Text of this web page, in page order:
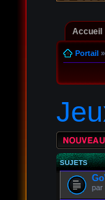
Accueil
Portail»
Écrire un
sujet
SUJETS
par